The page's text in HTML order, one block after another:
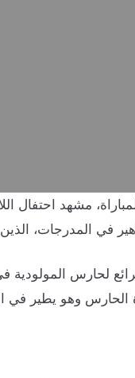
في المدرجات،
لحارس المولودية
الحارس وهو يطير